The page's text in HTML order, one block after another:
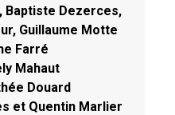
Baptiste Dezerces,
Guillaume Motte
Farré
Mahaut
Douard
et Quentin Marlier